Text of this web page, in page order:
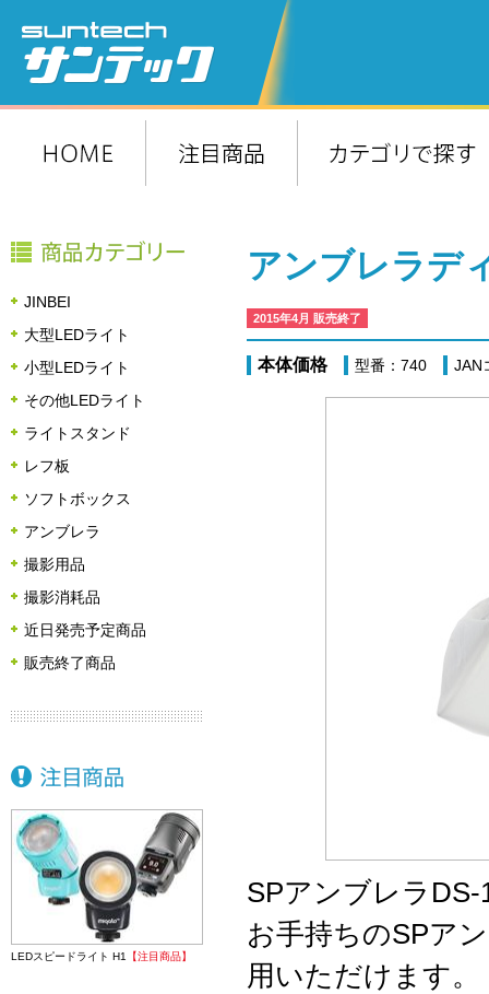
アンブレラデ
2015年4月 販売終了
本体価格 型番：740 JAN
SPアンブレラ
お手持ちのSPア
用いただけます。
JINBEI
大型LEDライト
小型LEDライト
その他LEDライト
ライトスタンド
レフ板
ソフトボックス
アンブレラ
撮影用品
撮影消耗品
近日発売予定商品
販売終了商品
LEDスピードライト H1 【注目商品】